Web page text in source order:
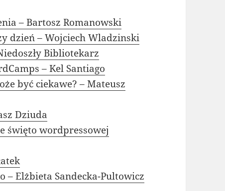
– Bartosz Romanowski
dzień – Wojciech Wladzinski
Bibliotekarz
– Kel Santiago
być ciekawe? – Mateusz
Dziuda
święto wordpressowej
– Elżbieta Sandecka-Pultowicz